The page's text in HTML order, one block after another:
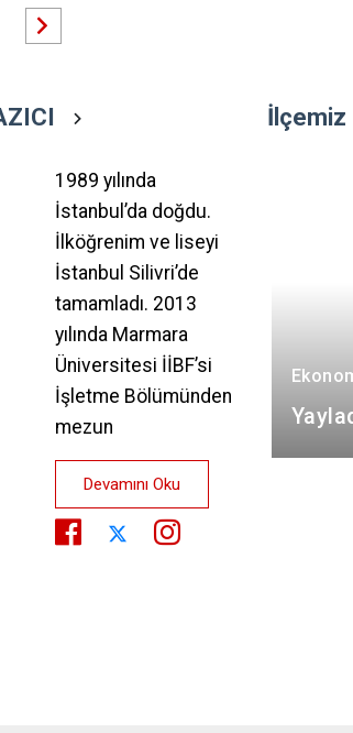
1989 yılında
İstanbul’da doğdu.
İlköğrenim ve liseyi
İstanbul Silivri’de
tamamladı. 2013
yılında Marmara
Üniversitesi İİBF’si
İşletme Bölümünden
mezun
Devamını Oku
İlçemiz